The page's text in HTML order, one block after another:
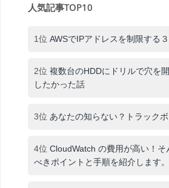
人気記事TOP10
1位 AWSでIPアドレスを制限する
2位 複数台のHDDにドリルで穴を
したかった話
3位 あなたの知らない？トラック
4位 CloudWatch の費用が高い！そ
べきポイントと手順を紹介します。